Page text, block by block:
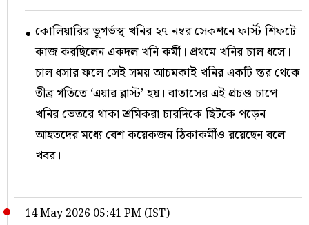
কোলিয়ারির ভূগর্ভস্থ খনির ২৭ নম্বর সেকশনে ফার্স্ট শিফটে
কাজ করছিলেন একদল খনি কর্মী। প্রথমে খনির চাল ধসে।
চাল ধসার ফলে সেই সময় আচমকাই খনির একটি স্তর থেকে
তীব্র গতিতে ‘এয়ার ব্লাস্ট’ হয়। বাতাসের এই প্রচণ্ড চাপে
খনির ভেতরে থাকা শ্রমিকরা চারদিকে ছিটকে পড়েন।
আহতদের মধ্যে বেশ কয়েকজন ঠিকাকর্মীও রয়েছেন বলে
খবর। ​
14 May 2026 05:41 PM (IST)